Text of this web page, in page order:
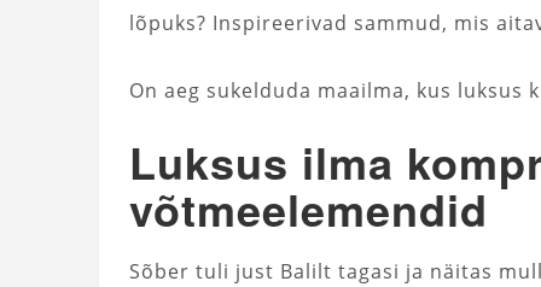
lõpuks? Inspireerivad sammud, mis
On aeg sukelduda maailma, kus
Luksus ilma
võtmeelemendid
Sõber tuli just Balilt tagasi ja näitas